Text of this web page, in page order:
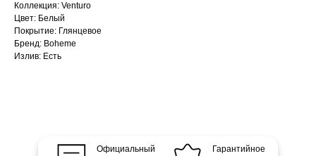
Коллекция: Venturo
Цвет: Белый
Покрытие: Глянцевое
Бренд: Boheme
Излив: Есть
Официальный
Гарантийное